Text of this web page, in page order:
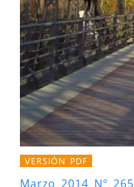
VERSIÓN PDF
Marzo 2014 Nº